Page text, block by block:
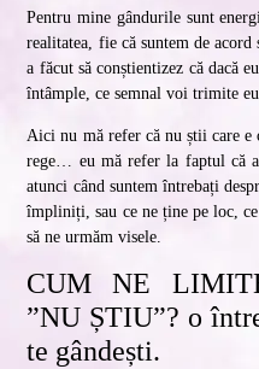
Pentru mine gândurile sunt
realitatea, fie că suntem de
a făcut să conștientizez că dacă
întâmple, ce semnal voi trimite
Aici nu mă refer că nu știi care e
rege… eu mă refer la faptul că
atunci când suntem întrebați
împliniți, sau ce ne ține pe loc,
să ne urmăm visele.
CUM NE
”NU ȘTIU”? o
te gândești.